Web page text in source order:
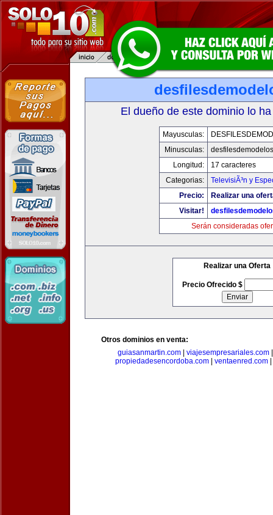
El dueño de este dominio lo
Mayusculas:
Minusculas:
Longitud:
17 caracteres
Categorias:
TelevisiÃ³n y
Precio:
Realizar una
Visitar!
Serán consideradas
Realizar una Oferta
Precio Ofrecido $
Otros dominios en venta:
guiasanmartin.com| viajesempresariales.com
propiedadesencordoba.com
ventaenred.com